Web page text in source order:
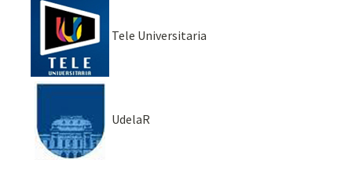
Tele Universitaria
UdelaR